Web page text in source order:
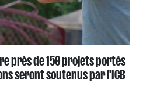
près de 150 projets portés
seront soutenus par l'ICB